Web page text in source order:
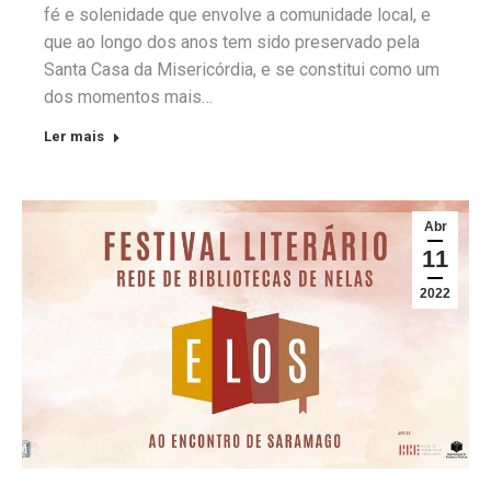
fé e solenidade que envolve a comunidade local, e
que ao longo dos anos tem sido preservado pela
Santa Casa da Misericórdia, e se constitui como um
dos momentos mais…
Ler mais
Abr
11
2022